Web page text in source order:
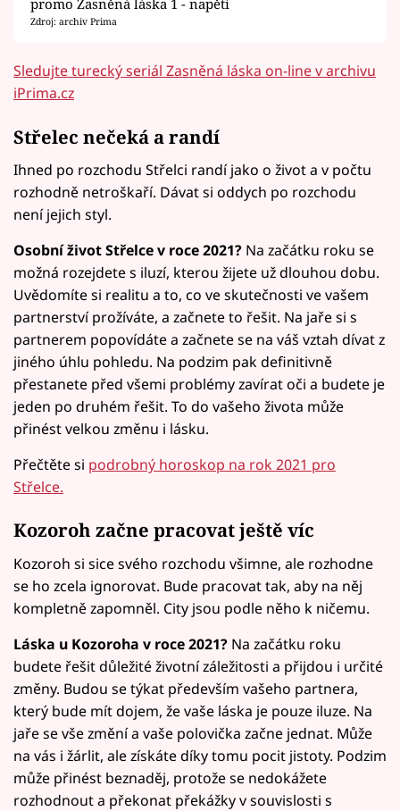
promo Zasněná láska 1 - napětí
Zdroj: archiv Prima
Sledujte turecký seriál Zasněná láska on-line v archivu
iPrima.cz
Střelec nečeká a randí
Ihned po rozchodu Střelci randí jako o život a v počtu
rozhodně netroškaří. Dávat si oddych po rozchodu
není jejich styl.
Osobní život Střelce v roce 2021? Na začátku roku se
možná rozejdete s iluzí, kterou žijete už dlouhou dobu.
Uvědomíte si realitu a to, co ve skutečnosti ve vašem
partnerství prožíváte, a začnete to řešit. Na jaře si s
partnerem popovídáte a začnete se na váš vztah dívat z
jiného úhlu pohledu. Na podzim pak definitivně
přestanete před všemi problémy zavírat oči a budete je
jeden po druhém řešit. To do vašeho života může
přinést velkou změnu i lásku.
Přečtěte si podrobný horoskop na rok 2021 pro
Střelce.
Kozoroh začne pracovat ještě víc
Kozoroh si sice svého rozchodu všimne, ale rozhodne
se ho zcela ignorovat. Bude pracovat tak, aby na něj
kompletně zapomněl. City jsou podle něho k ničemu.
Láska u Kozoroha v roce 2021? Na začátku roku
budete řešit důležité životní záležitosti a přijdou i určité
změny. Budou se týkat především vašeho partnera,
který bude mít dojem, že vaše láska je pouze iluze. Na
jaře se vše změní a vaše polovička začne jednat. Může
na vás i žárlit, ale získáte díky tomu pocit jistoty. Podzim
může přinést beznaděj, protože se nedokážete
rozhodnout a překonat překážky v souvislosti s